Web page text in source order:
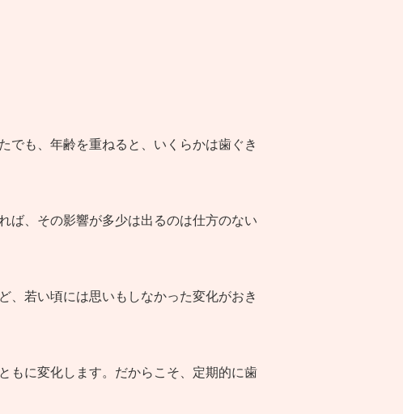
も、年齢を重ねると、いくらかは歯ぐき
ば、その影響が多少は出るのは仕方のない
若い頃には思いもしなかった変化がおき
もに変化します。だからこそ、定期的に歯